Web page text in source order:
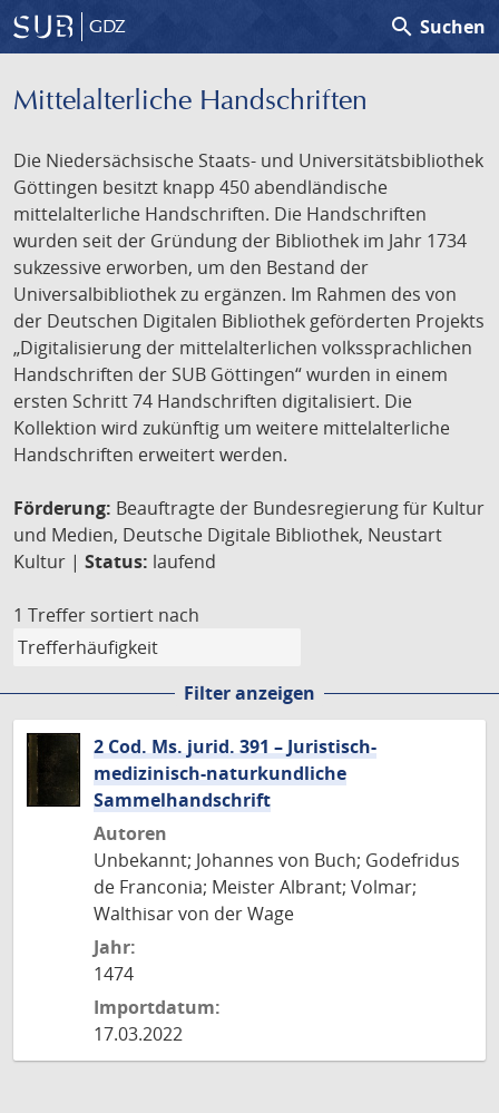
GDZ search Suchen
Mittelalterliche Handschriften
Die Niedersächsische Staats- und Universitätsbibliothek
Göttingen besitzt knapp 450 abendländische
mittelalterliche Handschriften. Die Handschriften
wurden seit der Gründung der Bibliothek im Jahr 1734
sukzessive erworben, um den Bestand der
Universalbibliothek zu ergänzen. Im Rahmen des von
der Deutschen Digitalen Bibliothek geförderten Projekts
„Digitalisierung der mittelalterlichen volkssprachlichen
Handschriften der SUB Göttingen“ wurden in einem
ersten Schritt 74 Handschriften digitalisiert. Die
Kollektion wird zukünftig um weitere mittelalterliche
Handschriften erweitert werden.
Förderung: Beauftragte der Bundesregierung für Kultur
und Medien, Deutsche Digitale Bibliothek, Neustart
Kultur | Status: laufend
1 Treffer sortiert nach
Filter anzeigen
2 Cod. Ms. jurid. 391 – Juristisch-
medizinisch-naturkundliche
Sammelhandschrift
Autoren
Unbekannt; Johannes von Buch; Godefridus
de Franconia; Meister Albrant; Volmar;
Walthisar von der Wage
Jahr:
1474
Importdatum:
17.03.2022